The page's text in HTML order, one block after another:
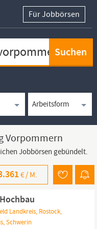
Für Jobbörsen
Vorpommern
Jobbörsen gebündelt.
€ / M.
Landkreis, Rostock,
Schwerin